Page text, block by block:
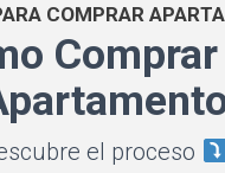
COMPRAR
Comprar
el proceso